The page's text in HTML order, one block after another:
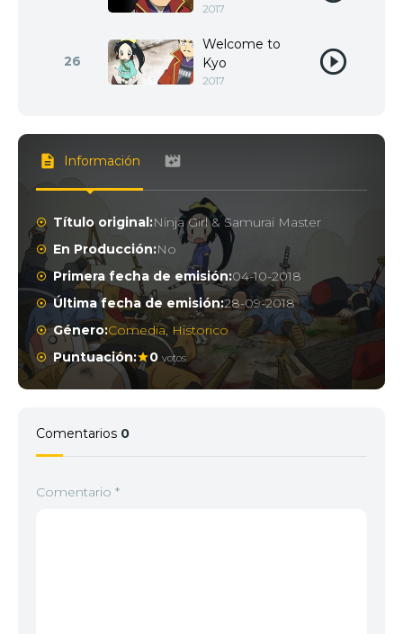
2017
26
Welcome to
Kyo
2017
Información
Título original:Ninja Girl & Samurai Master
En Producción:No
Primera fecha de emisión:04-10-2018
Última fecha de emisión:28-09-2018
Género:Comedia, Historico
Puntuación:
0 votos
Comentarios 0
Comentario *